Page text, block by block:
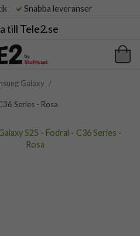
Snabba leveranser
till Tele2.se
Galaxy /
Series - Rosa